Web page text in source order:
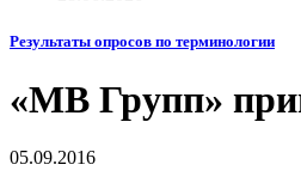
Результаты опросов по терминологии
«МВ Групп»
05.09.2016